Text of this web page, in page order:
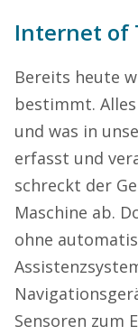
Internet of
Bereits heute
bestimmt.
und was in
erfasst und
schreckt der
Maschine ab.
ohne
Sensoren zum